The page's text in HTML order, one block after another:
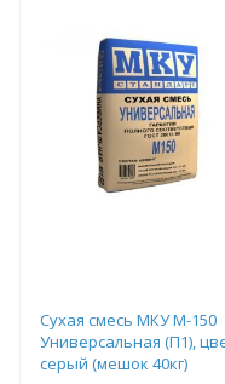
Сухая смесь МКУ М-150
Универсальная (П1),
серый (мешок 40кг)